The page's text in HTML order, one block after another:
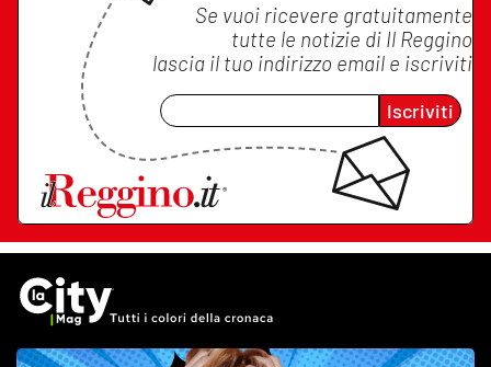
Se vuoi ricevere gratuitamente
tutte le notizie di Il Reggino
lascia il tuo indirizzo email e iscriviti
Iscriviti